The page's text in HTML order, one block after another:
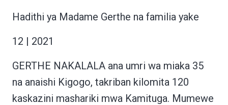
Hadithi ya Madame Gerthe na familia yake
12 | 2021
GERTHE NAKALALA ana umri wa miaka 35
na anaishi Kigogo, takriban kilomita 120
kaskazini mashariki mwa Kamituga. Mumewe